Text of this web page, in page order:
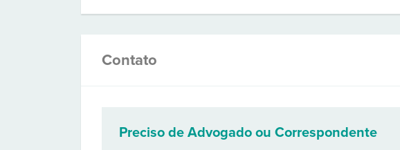
Contato
Preciso de Advogado ou Correspondente